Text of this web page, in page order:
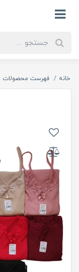
خانه فهرست محصولات